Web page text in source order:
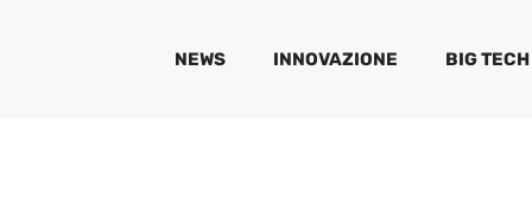
NEWS INNOVAZIONE BIG TECH